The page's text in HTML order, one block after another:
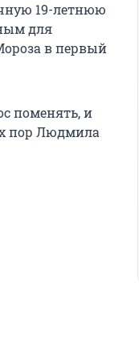
19-летнюю
для
в первый
поменять, и
пор Людмила